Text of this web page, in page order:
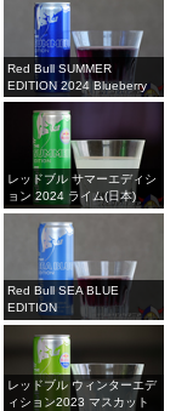
Red Bull SUMMER
EDITION 2024 Blueberry
レッドブル サマーエディシ
ョン 2024 ライム(日本)
Red Bull SEA BLUE
EDITION
レッドブル ウィンターエデ
ィション2023 マスカット